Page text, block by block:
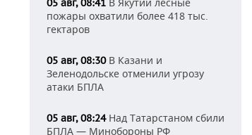
05 авг, 08:41
пожары охватили более 418 тыс.
гектаров
05 авг, 08:30В Казани и
Зеленодольске отменили угрозу
атаки БПЛА
05 авг, 08:24Над Татарстаном сбили
БПЛА — Минобороны РФ